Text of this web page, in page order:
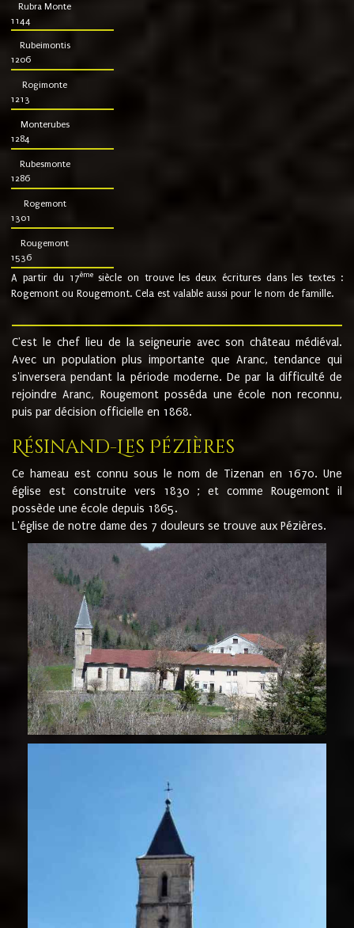
Rubra Monte
1144
Rubeimontis
1206
Rogimonte
1213
Monterubes
1284
Rubesmonte
1286
Rogemont
1301
Rougemont
1536
A partir du 17ème siècle on trouve les deux écritures dans les textes :
Rogemont ou Rougemont. Cela est valable aussi pour le nom de famille.
C'est le chef lieu de la seigneurie avec son château médiéval.
Avec un population plus importante que Aranc, tendance qui
s'inversera pendant la période moderne. De par la difficulté de
rejoindre Aranc, Rougemont posséda une école non reconnu,
puis par décision officielle en 1868.
Résinand-Les Pézières
Ce hameau est connu sous le nom de Tizenan en 1670. Une
église est construite vers 1830 ; et comme Rougemont il
possède une école depuis 1865.
L'église de notre dame des 7 douleurs se trouve aux Pézières.